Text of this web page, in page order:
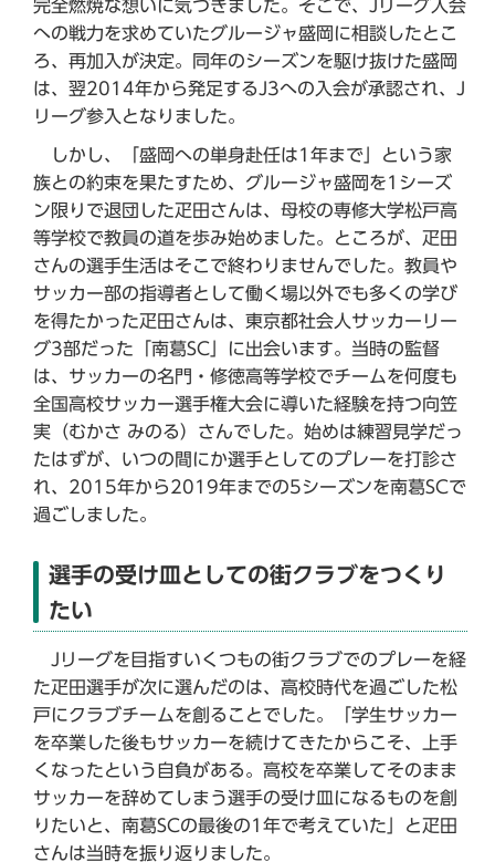
完全燃焼な想いに気づきました。そこで、Jリーグ入会
への戦力を求めていたグルージャ盛岡に相談したとこ
ろ、再加入が決定。同年のシーズンを駆け抜けた盛岡
は、翌2014年から発足するJ3への入会が承認され、J
リーグ参入となりました。
しかし、「盛岡への単身赴任は1年まで」という家
族との約束を果たすため、グルージャ盛岡を1シーズ
ン限りで退団した疋田さんは、母校の専修大学松戸高
等学校で教員の道を歩み始めました。ところが、疋田
さんの選手生活はそこで終わりませんでした。教員や
サッカー部の指導者として働く場以外でも多くの学び
を得たかった疋田さんは、東京都社会人サッカーリー
グ3部だった「南葛SC」に出会います。当時の監督
は、サッカーの名門・修徳高等学校でチームを何度も
全国高校サッカー選手権大会に導いた経験を持つ向笠
実（むかさ みのる）さんでした。始めは練習見学だっ
たはずが、いつの間にか選手としてのプレーを打診さ
れ、2015年から2019年までの5シーズンを南葛SCで
過ごしました。
選手の受け皿としての街クラブをつくり
たい
Jリーグを目指すいくつもの街クラブでのプレーを経
た疋田選手が次に選んだのは、高校時代を過ごした松
戸にクラブチームを創ることでした。「学生サッカー
を卒業した後もサッカーを続けてきたからこそ、上手
くなったという自負がある。高校を卒業してそのまま
サッカーを辞めてしまう選手の受け皿になるものを創
りたいと、南葛SCの最後の1年で考えていた」と疋田
さんは当時を振り返りました。